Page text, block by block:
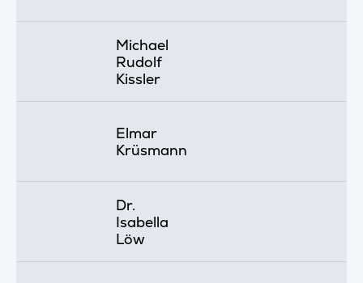
Michael
Rudolf
Kissler
Elmar
Krüsmann
Dr.
Isabella
Löw